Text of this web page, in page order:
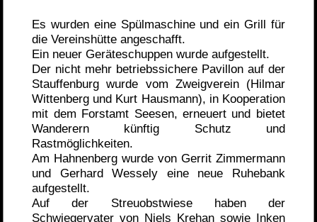
Es wurden eine Spülmaschine und ein Grill für
die Vereinshütte angeschafft.
Ein neuer Geräteschuppen wurde aufgestellt.
Der nicht mehr betriebssichere Pavillon auf der
Stauffenburg wurde vom Zweigverein (Hilmar
Wittenberg und Kurt Hausmann), in Kooperation
mit dem Forstamt Seesen, erneuert und bietet
Wanderern künftig Schutz und
Rastmöglichkeiten.
Am Hahnenberg wurde von Gerrit Zimmermann
und Gerhard Wessely eine neue Ruhebank
aufgestellt.
Auf der Streuobstwiese haben der
Schwiegervater von Niels Krehan sowie Inken